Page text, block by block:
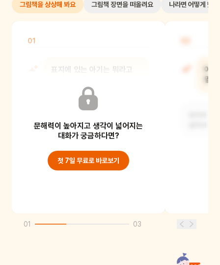
그림책을 상상해 봐요 그림책 장면을 떠올려요 나라면 어떻게 했
01
표지에 있는 아기는 뭐라고
있어요.
문해력이 높아지고 생각이 넓어지는
대화가 궁금하다면?
첫 7일 무료로 바로보기
아
말
01 03